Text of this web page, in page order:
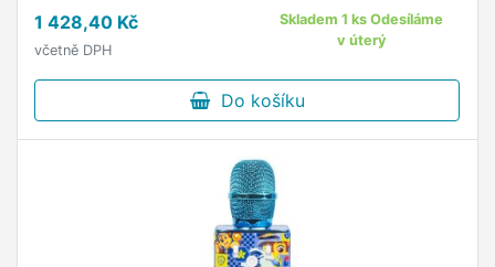
akustického tlaku (SPL): …
1 428,40 Kč
včetně DPH
Skladem 1 ks Odesíláme
v úterý
Do košíku